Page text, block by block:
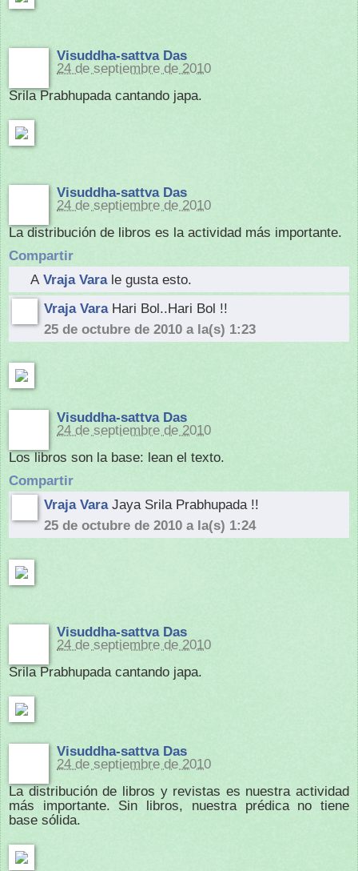
Visuddha-sattva Das
24 de septiembre de 2010
Srila Prabhupada cantando japa.
Visuddha-sattva Das
24 de septiembre de 2010
La distribución de libros es la actividad más importante.
Compartir
A Vraja Varale gusta esto.
Vraja Vara Hari Bol..Hari Bol !!
25 de octubre de 2010 a la(s) 1:23
Visuddha-sattva Das
24 de septiembre de 2010
Los libros son la base: lean el texto.
Compartir
Vraja Vara Jaya Srila Prabhupada !!
25 de octubre de 2010 a la(s) 1:24
Visuddha-sattva Das
24 de septiembre de 2010
Srila Prabhupada cantando japa.
Visuddha-sattva Das
24 de septiembre de 2010
La distribución de libros y revistas es nuestra actividad
más importante. Sin libros, nuestra prédica no tiene
base sólida.